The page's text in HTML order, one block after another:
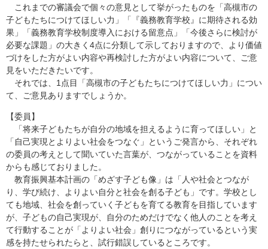
これまでの審議会で個々の意見として挙がったものを「高槻市の
子どもたちにつけてほしい力」「『義務教育学校』に期待される効
果」「義務教育学校制度導入における留意点」「今後さらに検討が
必要な課題」の大きく4点に分類して示しておりますので、より価値
づけをした方がよい内容や再検討した方がよい内容について、ご意
見をいただきたいです。
それでは、1点目「高槻市の子どもたちにつけてほしい力」につい
て、ご意見ありますでしょうか。
【委員】
「将来子どもたちが自分の地域を担えるように育ってほしい」と
「自己実現とよりよい社会をつなぐ」というご発言から、それぞれ
の委員の考えとして聞いていた言葉が、つながっていることを資料
からも感じておりました。
教育振興基本計画の「めざす子ども像」は「人や社会とつなが
り、学び続け、よりよい自分と社会を創る子ども」です。学校とし
ても地域、社会を創っていく子どもを育てる教育を目指しています
が、子どもの自己実現が、自分のためだけでなく他人のことを考え
て行動することが「よりよい社会」創りにつながっているという実
感を持たせられたらと、試行錯誤しているところです。